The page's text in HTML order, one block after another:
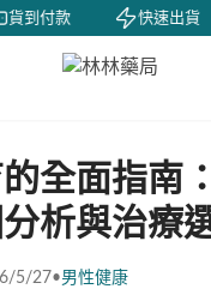
貨到付款 快速出貨
全面指南
析與治療
5/27•男性健康